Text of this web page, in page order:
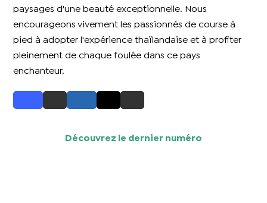
paysages d'une beauté exceptionnelle. Nous
encourageons vivement les passionnés de course à
pied à adopter l'expérience thaïlandaise et à profiter
pleinement de chaque foulée dans ce pays
enchanteur.
Découvrez le dernier numéro